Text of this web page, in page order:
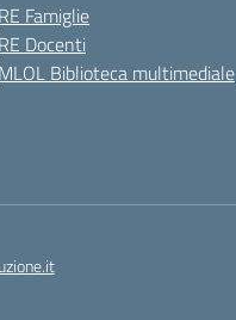
RE Famiglie
RE Docenti
MLOL Biblioteca multimediale